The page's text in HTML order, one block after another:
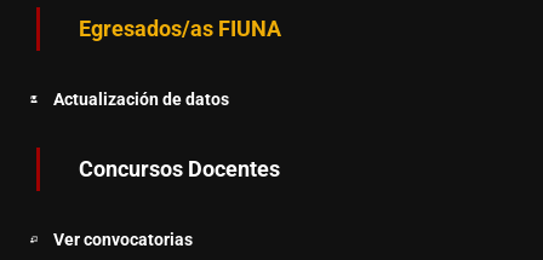
Egresados/as FIUNA
Actualización de datos
Concursos Docentes
Ver convocatorias